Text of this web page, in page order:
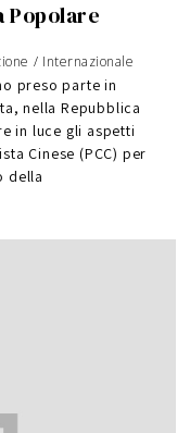
Popolare
/ Internazionale
preso parte in
nella Repubblica
in luce gli aspetti
Cinese (PCC) per
della